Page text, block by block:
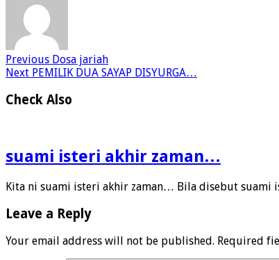
Previous Dosa jariah
Next PEMILIK DUA SAYAP DISYURGA…
Check Also
suami isteri akhir zaman…
Kita ni suami isteri akhir zaman… Bila disebut suami
Leave a Reply
Your email address will not be published. Required